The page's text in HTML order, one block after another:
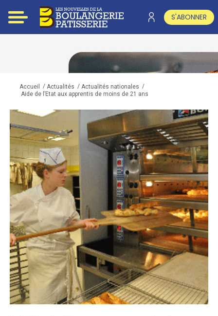
S'ABONNER
Accueil / Actualités / Actualités nationales /
Aide de l’Etat aux apprentis de moins de 21 ans